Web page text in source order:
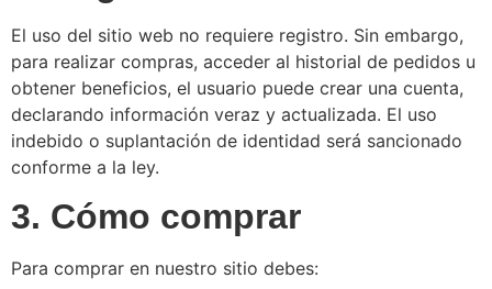
El uso del sitio web no requiere registro. Sin embargo,
para realizar compras, acceder al historial de pedidos u
obtener beneficios, el usuario puede crear una cuenta,
declarando información veraz y actualizada. El uso
indebido o suplantación de identidad será sancionado
conforme a la ley.
3. Cómo comprar
Para comprar en nuestro sitio debes: